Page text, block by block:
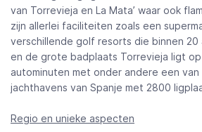
van Torrevieja en La Mata’ waar ook
zijn allerlei faciliteiten zoals een
verschillende golf resorts die binnen 20
en de grote badplaats Torrevieja ligt
autominuten met onder andere een
jachthavens van Spanje met 2800
Regio en unieke aspecten